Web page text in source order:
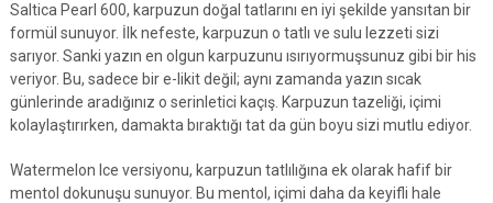
Saltica Pearl 600, karpuzun doğal tatlarını en iyi şekilde yansıtan bir
formül sunuyor. İlk nefeste, karpuzun o tatlı ve sulu lezzeti sizi
sarıyor. Sanki yazın en olgun karpuzunu ısırıyormuşsunuz gibi bir his
veriyor. Bu, sadece bir e-likit değil; aynı zamanda yazın sıcak
günlerinde aradığınız o serinletici kaçış. Karpuzun tazeliği, içimi
kolaylaştırırken, damakta bıraktığı tat da gün boyu sizi mutlu ediyor.
Watermelon Ice versiyonu, karpuzun tatlılığına ek olarak hafif bir
mentol dokunuşu sunuyor. Bu mentol, içimi daha da keyifli hale